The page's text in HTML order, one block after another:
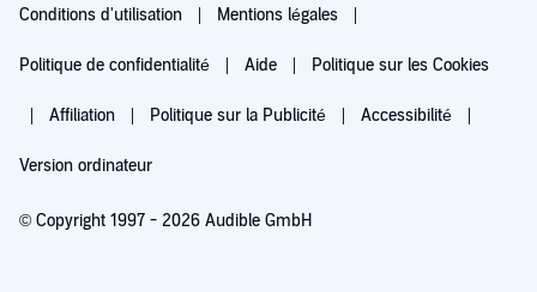
Conditions d'utilisation Mentions légales
Politique de confidentialité Aide Politique sur les Cookies
Affiliation Politique sur la Publicité Accessibilité
Version ordinateur
© Copyright 1997 - 2026 Audible GmbH